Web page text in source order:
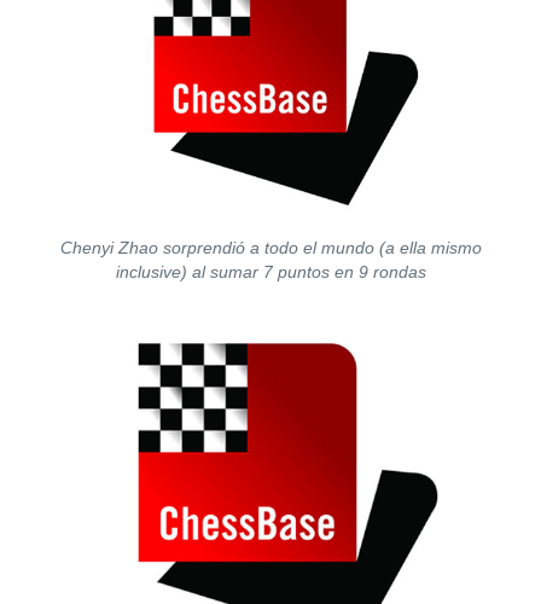
Chenyi Zhao sorprendió a todo el mundo (a ella mismo
inclusive) al sumar 7 puntos en 9 rondas